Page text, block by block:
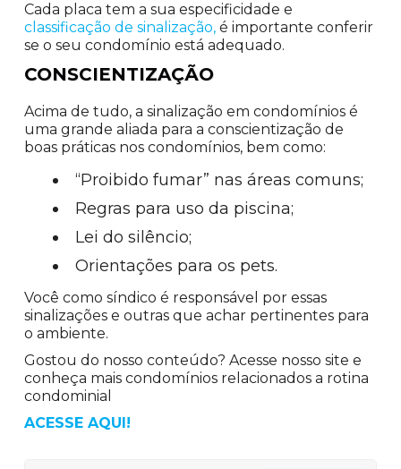
Cada placa tem a sua especificidade e
classificação de sinalização,é importante conferir
se o seu condomínio está adequado.
CONSCIENTIZAÇÃO
Acima de tudo, a sinalização em condomínios é
uma grande aliada para a conscientização de
boas práticas nos condomínios, bem como:
“Proibido fumar” nas áreas comuns;
Regras para uso da piscina;
Lei do silêncio;
Orientações para os pets.
Você como síndico é responsável por essas
sinalizações e outras que achar pertinentes para
o ambiente.
Gostou do nosso conteúdo? Acesse nosso site e
conheça mais condomínios relacionados a rotina
condominial
ACESSE AQUI!